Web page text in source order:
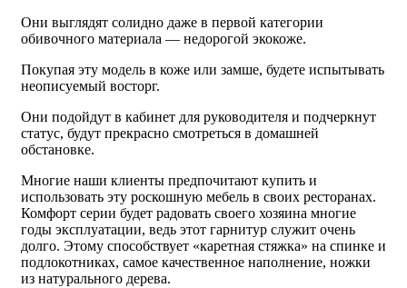
Они выглядят солидно даже в первой категории
обивочного материала — недорогой экокоже.
Покупая эту модель в коже или замше, будете испытывать
неописуемый восторг.
Они подойдут в кабинет для руководителя и подчеркнут
статус, будут прекрасно смотреться в домашней
обстановке.
Многие наши клиенты предпочитают купить и
использовать эту роскошную мебель в своих ресторанах.
Комфорт серии будет радовать своего хозяина многие
годы эксплуатации, ведь этот гарнитур служит очень
долго. Этому способствует «каретная стяжка» на спинке и
подлокотниках, самое качественное наполнение, ножки
из натурального дерева.